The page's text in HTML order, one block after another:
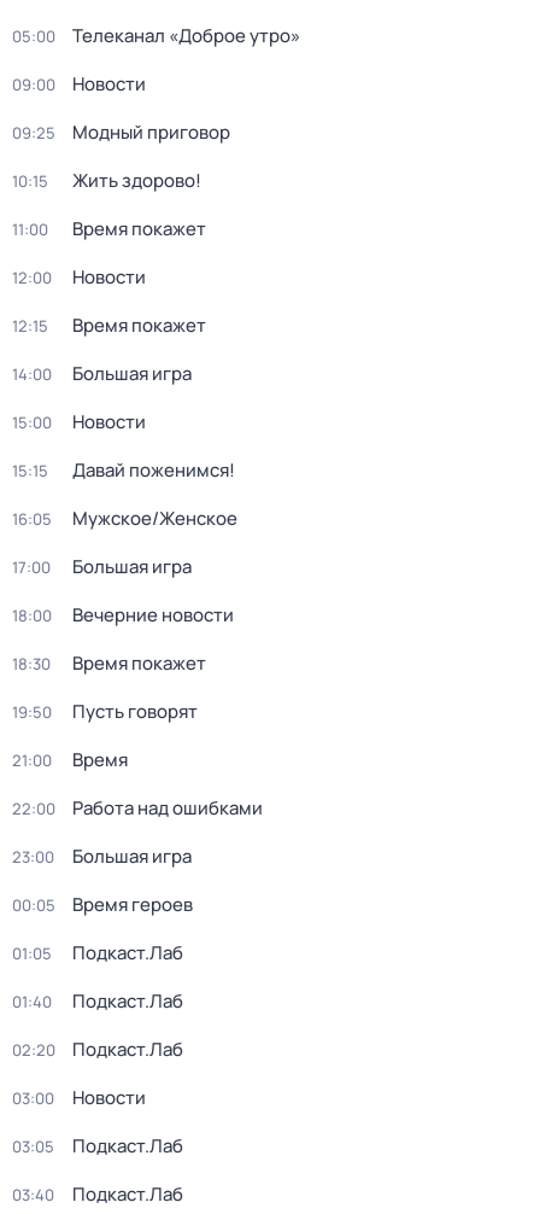
05:00 Телеканал «Доброе утро»
09:00 Новости
09:25 Модный приговор
10:15 Жить здорово!
11:00 Время покажет
12:00 Новости
12:15 Время покажет
14:00 Большая игра
15:00 Новости
15:15 Давай поженимся!
16:05 Мужское/Женское
17:00 Большая игра
18:00 Вечерние новости
18:30 Время покажет
19:50 Пусть говорят
21:00 Время
22:00 Работа над ошибками
23:00 Большая игра
00:05 Время героев
01:05 Подкаст.Лаб
01:40 Подкаст.Лаб
02:20 Подкаст.Лаб
03:00 Новости
03:05 Подкаст.Лаб
03:40 Подкаст.Лаб